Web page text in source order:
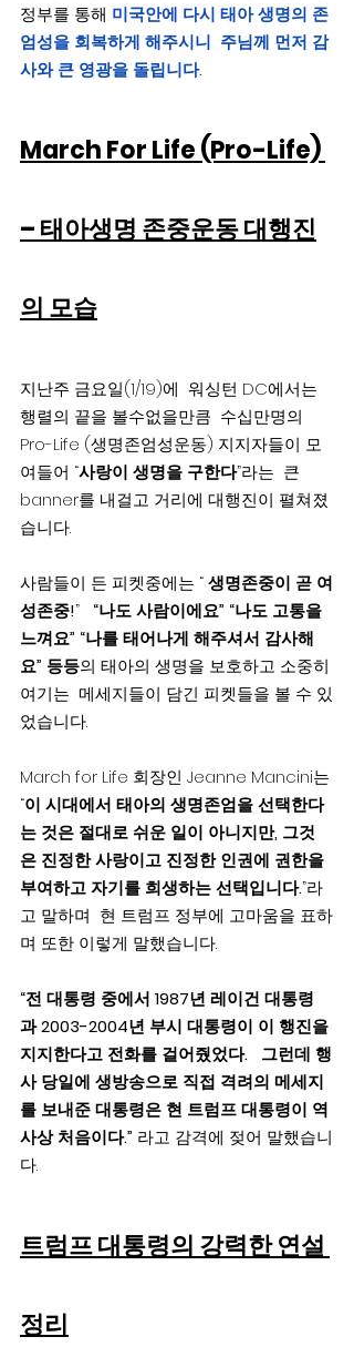
정부를 통해 미국안에 다시 태아 생명의 존
엄성을 회복하게 해주시니  주님께 먼저 감
사와 큰 영광을 돌립니다.
March For Life (Pro-Life)
– 태아생명 존중운동 대행진
의 모습
지난주 금요일(1/19)에  워싱턴 DC에서는
행렬의 끝을 볼수없을만큼  수십만명의
Pro-Life (생명존엄성운동) 지지자들이 모
여들어 “사랑이 생명을 구한다”라는  큰
banner를 내걸고 거리에 대행진이 펼쳐졌
습니다.
사람들이 든 피켓중에는 “ 생명존중이 곧 여
성존중!” “나도 사람이에요” “나도 고통을
느껴요” “나를 태어나게 해주셔서 감사해
요” 등등의 태아의 생명을 보호하고 소중히
여기는  메세지들이 담긴 피켓들을 볼 수 있
었습니다.
March for Life 회장인 Jeanne Mancini는
“이 시대에서 태아의 생명존엄을 선택한다
는 것은 절대로 쉬운 일이 아니지만, 그것
은 진정한 사랑이고 진정한 인권에 권한을
부여하고 자기를 희생하는 선택입니다.”라
고 말하며  현 트럼프 정부에 고마움을 표하
며 또한 이렇게 말했습니다.
“전 대통령 중에서 1987년 레이건 대통령
과 2003-2004년 부시 대통령이 이 행진을
지지한다고 전화를 걸어줬었다.   그런데 행
사 당일에 생방송으로 직접 격려의 메세지
를 보내준 대통령은 현 트럼프 대통령이 역
사상 처음이다.” 라고 감격에 젖어 말했습니
다.
트럼프 대통령의 강력한 연설
정리